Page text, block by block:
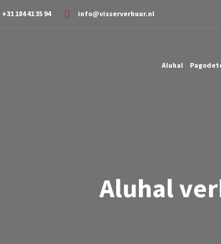
+31 184 41 35 94 info@visserverhuur.nl
Aluhal
Aluhal